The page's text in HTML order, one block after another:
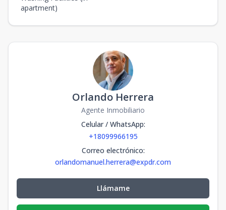
apartment)
Orlando Herrera
Agente Inmobiliario
Celular / WhatsApp:
+18099966195
Correo electrónico:
orlandomanuel.herrera@expdr.com
Llámame